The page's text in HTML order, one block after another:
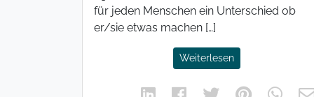
für jeden Menschen ein Unterschied ob
er/sie etwas machen […]
Weiterlesen